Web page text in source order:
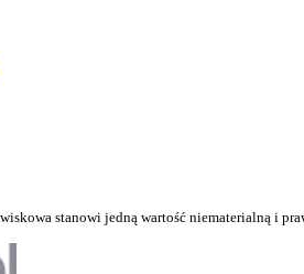
stanowi jedną wartość niematerialną i